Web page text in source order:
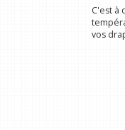
C'est à
vos